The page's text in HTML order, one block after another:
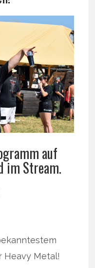
auf
im Stream.
Heavy Metal!